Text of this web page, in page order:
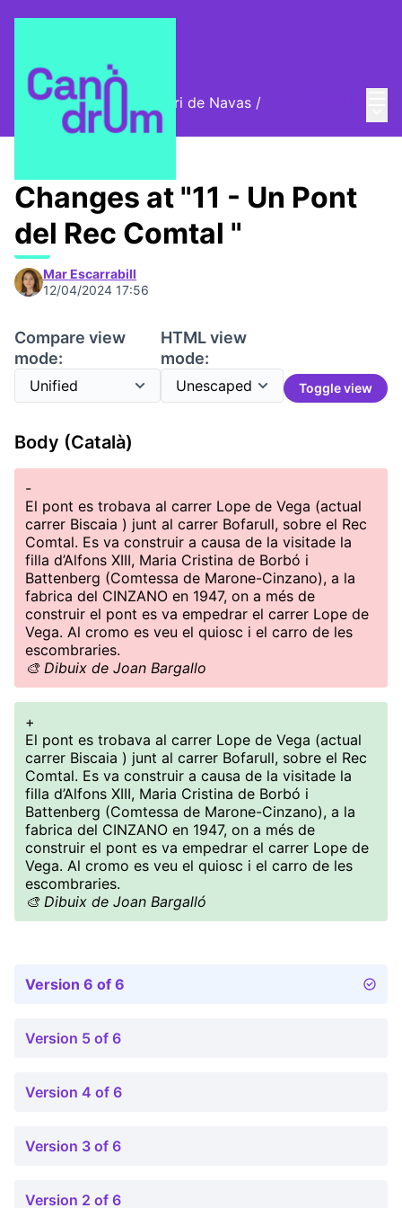
Cromos digitals del barri de Navas /
🦊 Digital stamps
Changes at "11 - Un Pont
del Rec Comtal "
Mar Escarrabill
12/04/2024 17:56
Compare view
mode:
HTML view
mode:
Toggle view
Body (Català)
-
El pont es trobava al carrer Lope de Vega (actual
carrer Biscaia ) junt al carrer Bofarull, sobre el Rec
Comtal. Es va construir a causa de la visitade la
filla d’Alfons XIII, Maria Cristina de Borbó i
Battenberg (Comtessa de Marone-Cinzano), a la
fabrica del CINZANO en 1947, on a més de
construir el pont es va empedrar el carrer Lope de
Vega. Al cromo es veu el quiosc i el carro de les
escombraries.
🎨 Dibuix de Joan Bargallo
+
El pont es trobava al carrer Lope de Vega (actual
carrer Biscaia ) junt al carrer Bofarull, sobre el Rec
Comtal. Es va construir a causa de la visitade la
filla d’Alfons XIII, Maria Cristina de Borbó i
Battenberg (Comtessa de Marone-Cinzano), a la
fabrica del CINZANO en 1947, on a més de
construir el pont es va empedrar el carrer Lope de
Vega. Al cromo es veu el quiosc i el carro de les
escombraries.
🎨 Dibuix de Joan Bargalló
Version 6 of 6
Version 5 of 6
Version 4 of 6
Version 3 of 6
Version 2 of 6